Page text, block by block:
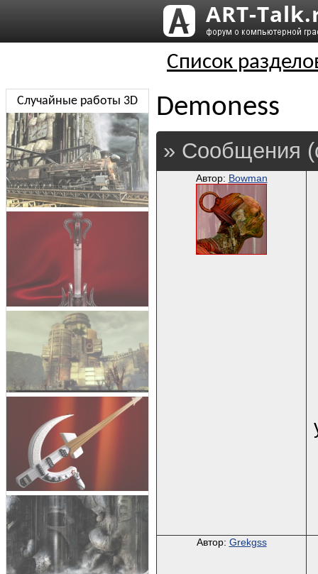
Список
Demoness
» Сообщения
Автор: Bowman
Автор: Grekgss
Случайные работы 3D